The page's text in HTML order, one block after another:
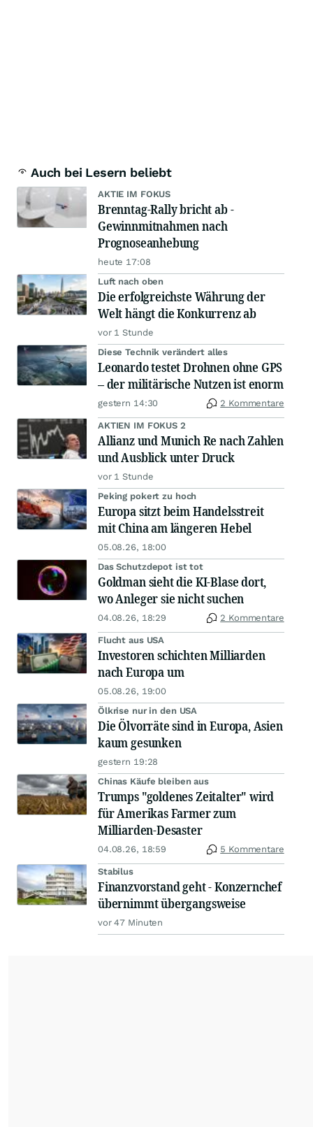
Auch bei Lesern beliebt
AKTIE IM FOKUS
Brenntag-Rally bricht ab -
Gewinnmitnahmen nach
Prognoseanhebung
heute 17:08
Luft nach oben
Die erfolgreichste Währung der
Welt hängt die Konkurrenz ab
vor 1 Stunde
Diese Technik verändert alles
Leonardo testet Drohnen ohne GPS
– der militärische Nutzen ist enorm
gestern 14:30 2 Kommentare
AKTIEN IM FOKUS 2
Allianz und Munich Re nach Zahlen
und Ausblick unter Druck
vor 1 Stunde
Peking pokert zu hoch
Europa sitzt beim Handelsstreit
mit China am längeren Hebel
05.08.26, 18:00
Das Schutzdepot ist tot
Goldman sieht die KI-Blase dort,
wo Anleger sie nicht suchen
04.08.26, 18:29 2 Kommentare
Flucht aus USA
Investoren schichten Milliarden
nach Europa um
05.08.26, 19:00
Ölkrise nur in den USA
Die Ölvorräte sind in Europa, Asien
kaum gesunken
gestern 19:28
Chinas Käufe bleiben aus
Trumps "goldenes Zeitalter" wird
für Amerikas Farmer zum
Milliarden-Desaster
04.08.26, 18:59 5 Kommentare
Stabilus
Finanzvorstand geht - Konzernchef
übernimmt übergangsweise
vor 47 Minuten